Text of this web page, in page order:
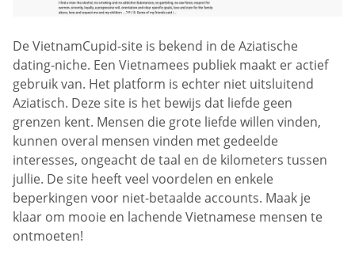
De VietnamCupid-site is bekend in de Aziatische
dating-niche. Een Vietnamees publiek maakt er actief
gebruik van. Het platform is echter niet uitsluitend
Aziatisch. Deze site is het bewijs dat liefde geen
grenzen kent. Mensen die grote liefde willen vinden,
kunnen overal mensen vinden met gedeelde
interesses, ongeacht de taal en de kilometers tussen
jullie. De site heeft veel voordelen en enkele
beperkingen voor niet-betaalde accounts. Maak je
klaar om mooie en lachende Vietnamese mensen te
ontmoeten!